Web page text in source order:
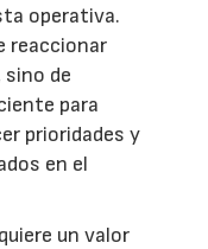
operativa.
reaccionar
sino de
para
prioridades y
en el
un valor